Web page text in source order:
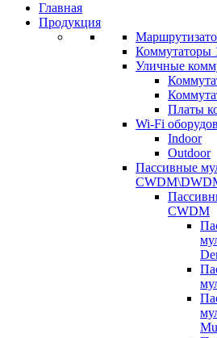
Главная
Продукция
Уличные
Платы
Wi-Fi
Indoor
Outdoor
Пассивные
CWDM